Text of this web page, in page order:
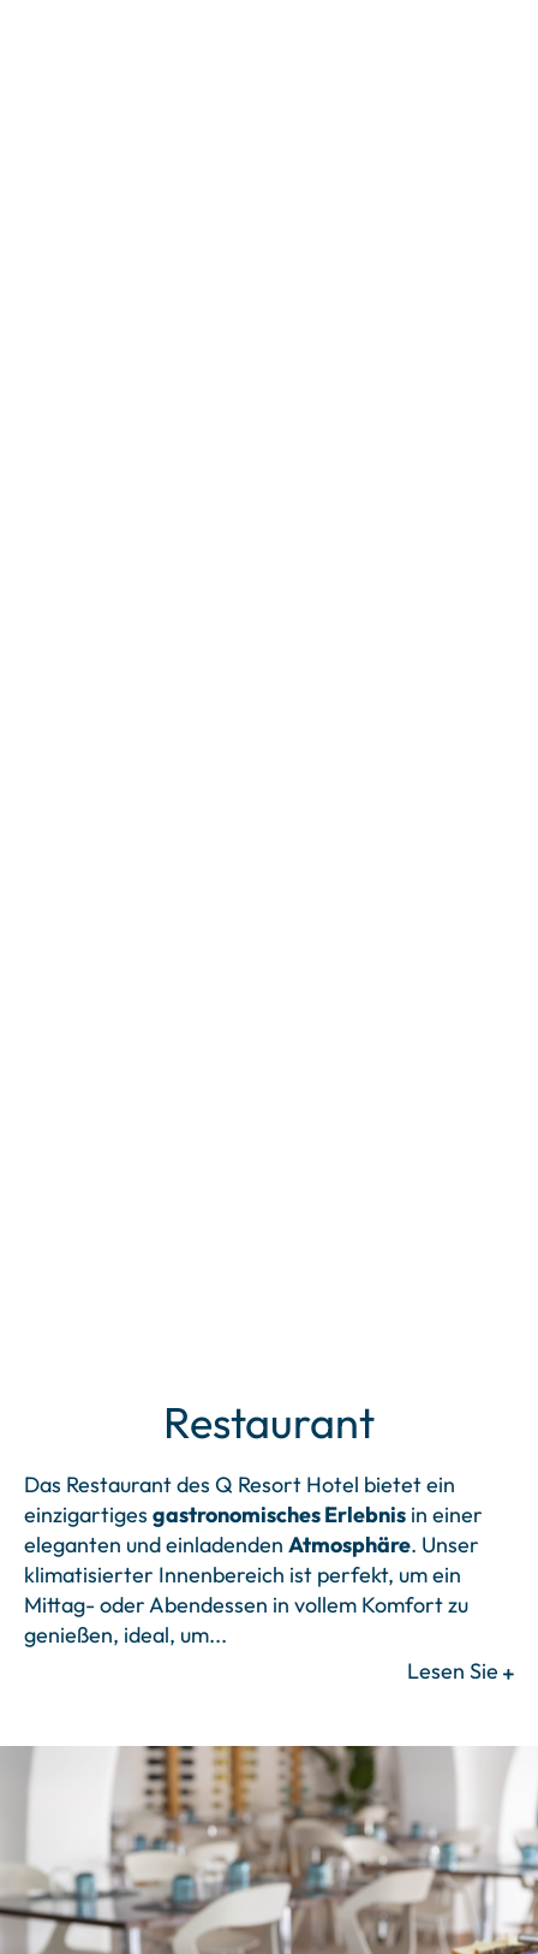
Restaurant
Das Restaurant des Q Resort Hotel bietet ein
einzigartiges gastronomisches Erlebnis in einer
eleganten und einladenden Atmosphäre. Unser
klimatisierter Innenbereich ist perfekt, um ein
Mittag- oder Abendessen in vollem Komfort zu
genießen, ideal, um...
Lesen Sie